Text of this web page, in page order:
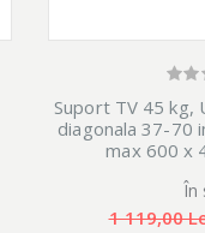
Suport TV 45 kg,
diagonala 37-70
max 600 x
În
1 119,00